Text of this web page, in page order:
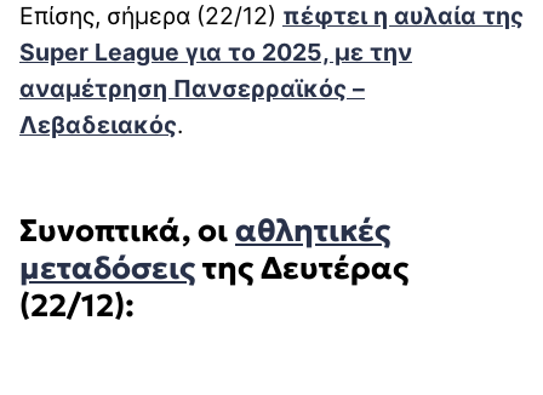
Επίσης, σήμερα (22/12) πέφτει η αυλαία της
Super League για το 2025, με την
αναμέτρηση Πανσερραϊκός –
Λεβαδειακός.
Συνοπτικά, οιαθλητικές
μεταδόσειςτης Δευτέρας
(22/12):